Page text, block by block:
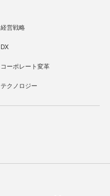
経営戦略
DX
コーポレート変革
テクノロジー